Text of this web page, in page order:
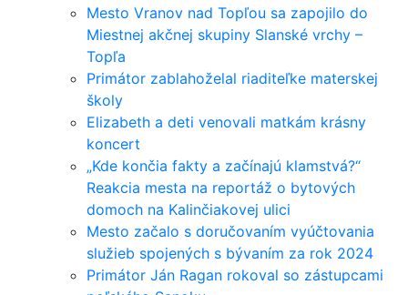
Mesto Vranov nad Topľou sa zapojilo do
Miestnej akčnej skupiny Slanské vrchy –
Topľa
Primátor zablahoželal riaditeľke materskej
školy
Elizabeth a deti venovali matkám krásny
koncert
„Kde končia fakty a začínajú klamstvá?“
Reakcia mesta na reportáž o bytových
domoch na Kalinčiakovej ulici
Mesto začalo s doručovaním vyúčtovania
služieb spojených s bývaním za rok 2024
Primátor Ján Ragan rokoval so zástupcami